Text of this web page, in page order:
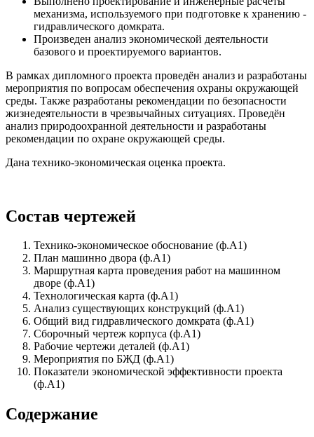
механизма, используемого при подготовке к хранению -
гидравлического домкрата.
Произведен анализ экономической деятельности
базового и проектируемого вариантов.
В рамках дипломного проекта проведён анализ и разработаны
мероприятия по вопросам обеспечения охраны окружающей
среды. Также разработаны рекомендации по безопасности
жизнедеятельности в чрезвычайных ситуациях. Проведён
анализ природоохранной деятельности и разработаны
рекомендации по охране окружающей среды.
Дана технико-экономическая оценка проекта.
Состав чертежей
Технико-экономическое обоснование (ф.А1)
План машинно двора (ф.А1)
Маршрутная карта проведения работ на машинном
дворе (ф.А1)
Технологическая карта (ф.А1)
Анализ существующих конструкций (ф.А1)
Общий вид гидравлического домкрата (ф.А1)
Сборочный чертеж корпуса (ф.А1)
Рабочие чертежи деталей (ф.А1)
Мероприятия по БЖД (ф.А1)
Показатели экономической эффективности проекта
(ф.А1)
Содержание